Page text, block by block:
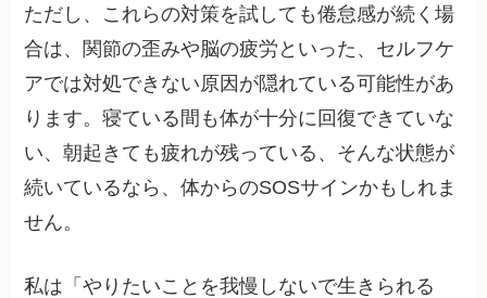
ただし、これらの対策を試しても倦怠感が続く場
合は、関節の歪みや脳の疲労といった、セルフケ
アでは対処できない原因が隠れている可能性があ
ります。寝ている間も体が十分に回復できていな
い、朝起きても疲れが残っている、そんな状態が
続いているなら、体からのSOSサインかもしれま
せん。
私は「やりたいことを我慢しないで生きられる